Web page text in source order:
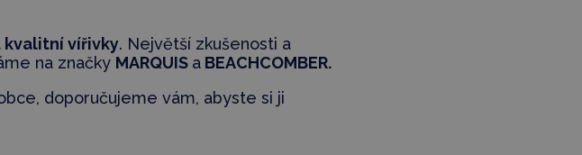
vířivky. Největší zkušenosti a
na značky MARQUIS aBEACHCOMBER.
doporučujeme vám, abyste si ji